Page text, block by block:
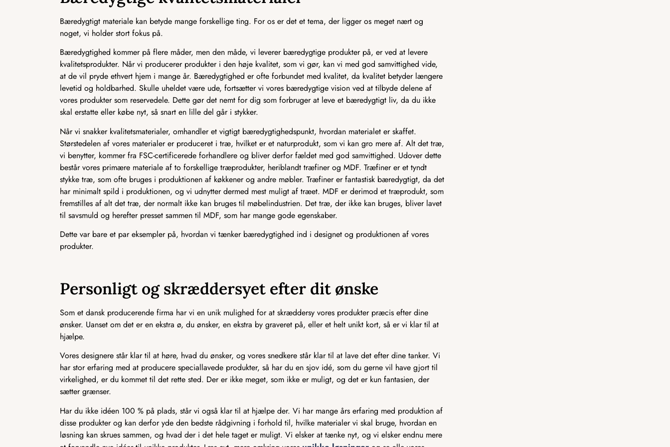
Bæredygtigt materiale kan betyde mange forskellige ting. For os er det et tema, der ligger os meget nært og
noget, vi holder stort fokus på.
Bæredygtighed kommer på flere måder, men den måde, vi leverer bæredygtige produkter på, er ved at levere
kvalitetsprodukter. Når vi producerer produkter i den høje kvalitet, som vi gør, kan vi med god samvittighed vide,
at de vil pryde ethvert hjem i mange år. Bæredygtighed er ofte forbundet med kvalitet, da kvalitet betyder længere
levetid og holdbarhed. Skulle uheldet være ude, fortsætter vi vores bæredygtige vision ved at tilbyde delene af
vores produkter som reservedele. Dette gør det nemt for dig som forbruger at leve et bæredygtigt liv, da du ikke
skal erstatte eller købe nyt, så snart en lille del går i stykker.
Når vi snakker kvalitetsmaterialer, omhandler et vigtigt bæredygtighedspunkt, hvordan materialet er skaffet.
Størstedelen af vores materialer er produceret i træ, hvilket er et naturprodukt, som vi kan gro mere af. Alt det træ,
vi benytter, kommer fra FSC-certificerede forhandlere og bliver derfor fældet med god samvittighed. Udover dette
består vores primære materiale af to forskellige træprodukter, heriblandt træfiner og MDF. Træfiner er et tyndt
stykke træ, som ofte bruges i produktionen af køkkener og andre møbler. Træfiner er fantastisk bæredygtigt, da det
har minimalt spild i produktionen, og vi udnytter dermed mest muligt af træet. MDF er derimod et træprodukt, som
fremstilles af alt det træ, der normalt ikke kan bruges til møbelindustrien. Det træ, der ikke kan bruges, bliver lavet
til savsmuld og herefter presset sammen til MDF, som har mange gode egenskaber.
Dette var bare et par eksempler på, hvordan vi tænker bæredygtighed ind i designet og produktionen af vores
produkter.
Personligt og skræddersyet efter dit ønske
Som et dansk producerende firma har vi en unik mulighed for at skræddersy vores produkter præcis efter dine
ønsker. Uanset om det er en ekstra ø, du ønsker, en ekstra by graveret på, eller et helt unikt kort, så er vi klar til at
hjælpe.
Vores designere står klar til at høre, hvad du ønsker, og vores snedkere står klar til at lave det efter dine tanker. Vi
har stor erfaring med at producere speciallavede produkter, så har du en sjov idé, som du gerne vil have gjort til
virkelighed, er du kommet til det rette sted. Der er ikke meget, som ikke er muligt, og det er kun fantasien, der
sætter grænser.
Har du ikke idéen 100 % på plads, står vi også klar til at hjælpe der. Vi har mange års erfaring med produktion af
disse produkter og kan derfor yde den bedste rådgivning i forhold til, hvilke materialer vi skal bruge, hvordan en
løsning kan skrues sammen, og hvad der i det hele taget er muligt. Vi elsker at tænke nyt, og vi elsker endnu mere